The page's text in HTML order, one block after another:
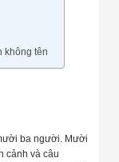
không tên
ba người. Mười
cảnh và câu